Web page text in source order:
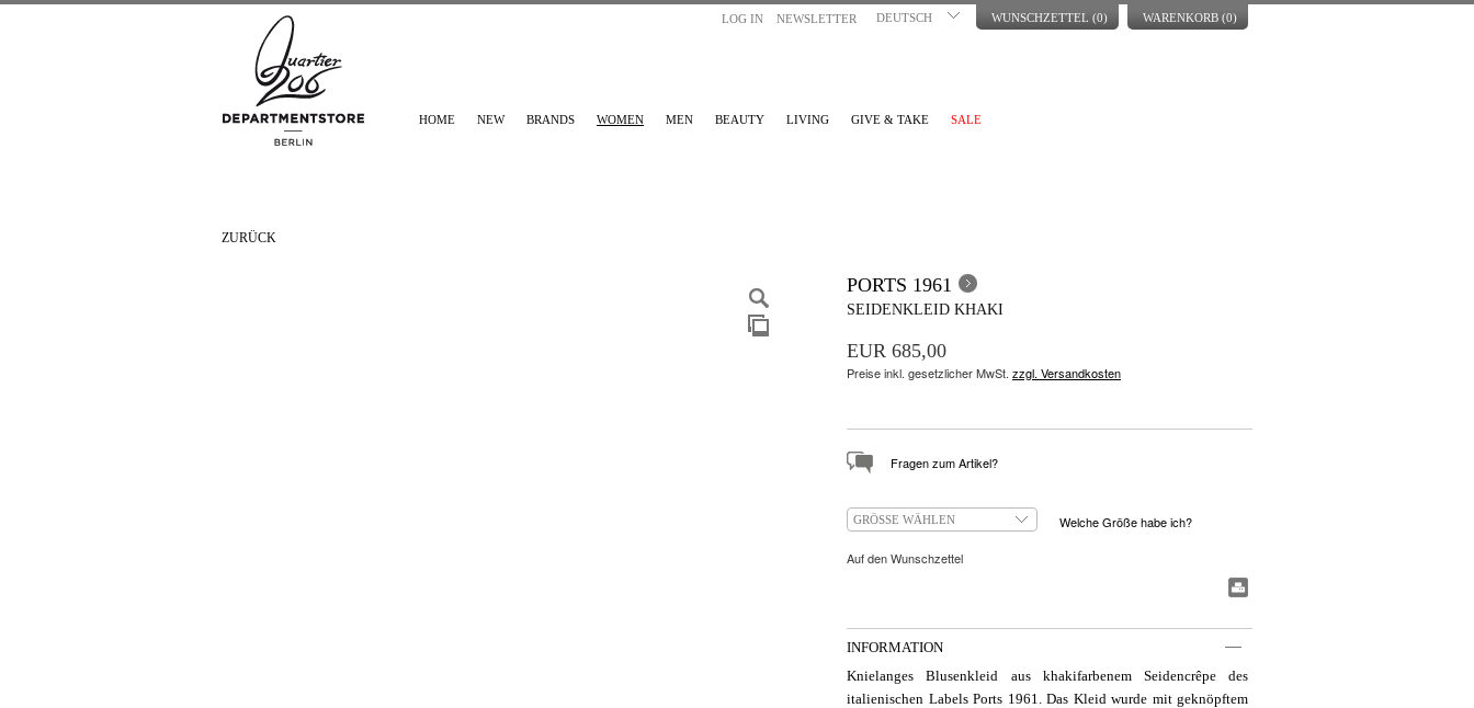
LOG IN NEWSLETTER DEUTSCH WUNSCHZETTEL (0) WARENKORB (0)
HOME NEW BRANDS WOMEN MEN BEAUTY LIVING GIVE & TAKE SALE
ZURÜCK
PORTS 1961
SEIDENKLEID KHAKI
EUR 685,00
Preise inkl. gesetzlicher MwSt. zzgl. Versandkosten
Fragen zum Artikel?
GRÖSSE WÄHLEN Welche Größe habe ich?
Auf den Wunschzettel
INFORMATION
Knielanges Blusenkleid aus khakifarbenem Seidencrêpe des
italienischen Labels Ports 1961. Das Kleid wurde mit geknöpftem